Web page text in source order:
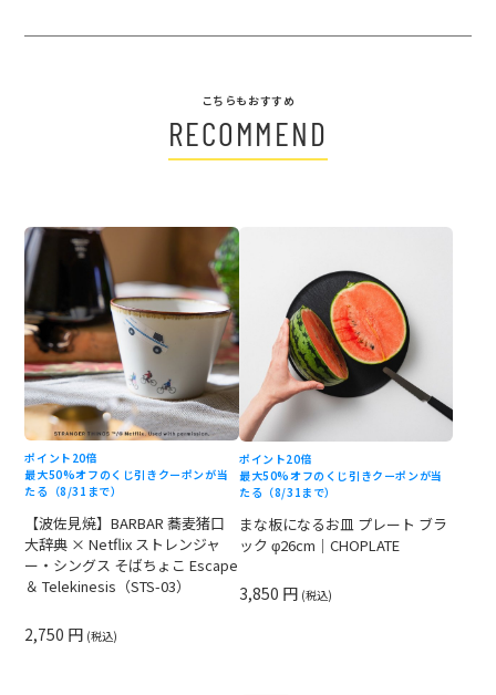
こちらもおすすめ
RECOMMEND
ポイント20倍
最大50%オフのくじ引きクーポンが当
たる（8/31まで）
【波佐見焼】BARBAR 蕎麦猪口
大辞典 × Netflix ストレンジャ
ー・シングス そばちょこ Escape
＆ Telekinesis（STS-03）
2,750 円 (税込)
ポイント20倍
最大50%オフのくじ引きクーポンが当
たる（8/31まで）
まな板になるお皿 プレート ブラ
ック φ26cm｜CHOPLATE
3,850 円 (税込)